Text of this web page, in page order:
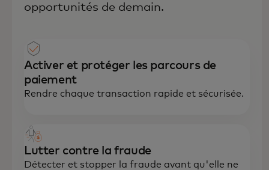
opportunités de demain.
Activer et protéger les parcours de
paiement
Rendre chaque transaction rapide et sécurisée.
Lutter contre la fraude
Détecter et stopper la fraude avant qu'elle ne